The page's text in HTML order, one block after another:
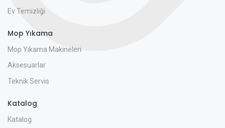
Ev Temizliği
Mop Yıkama
Mop Yıkama Makineleri
Aksesuarlar
Teknik Servis
Katalog
Katalog